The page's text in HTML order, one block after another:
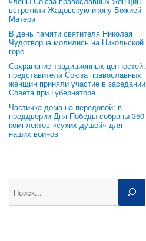
встретили Жадовскую икону Божией
Матери
В день памяти святителя Николая
Чудотворца молились на Никольской
горе
Сохранение традиционных ценностей:
представители Союза православных
женщин приняли участие в заседании
Совета при Губернаторе
Частичка дома на передовой: в
преддверии Дня Победы собраны 350
комплектов «сухих душей» для
наших воинов